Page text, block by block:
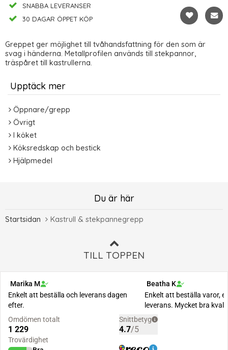
SNABBA LEVERANSER
30 DAGAR ÖPPET KÖP
Greppet ger möjlighet till tvåhandsfattning för den som är
svag i händerna. Metallprofilen används till stekpannor,
träspåret till kastrullerna.
Upptäck mer
Öppnare/grepp
Övrigt
I köket
Köksredskap och bestick
Hjälpmedel
Du är här
Startsidan Kastrull & stekpannegrepp
TILL TOPPEN